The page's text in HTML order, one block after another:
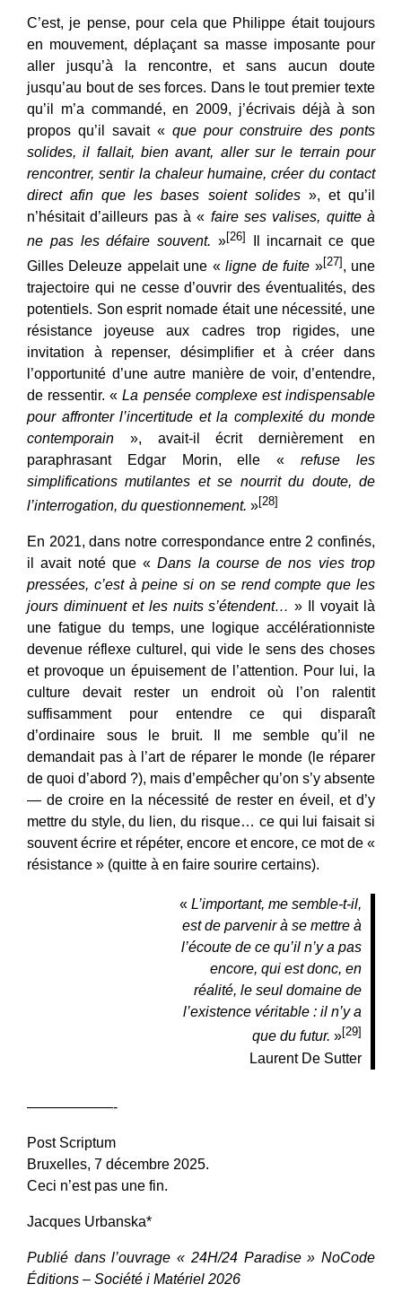
C’est, je pense, pour cela que Philippe était toujours
en mouvement, déplaçant sa masse imposante pour
aller jusqu’à la rencontre, et sans aucun doute
jusqu’au bout de ses forces. Dans le tout premier texte
qu’il m’a commandé, en 2009, j’écrivais déjà à son
propos qu’il savait « que pour construire des ponts
solides, il fallait, bien avant, aller sur le terrain pour
rencontrer, sentir la chaleur humaine, créer du contact
direct afin que les bases soient solides», et qu’il
n’hésitait d’ailleurs pas à « faire ses valises, quitte à
ne pas les défaire souvent. »[26]
Il incarnait ce que
Gilles Deleuze appelait une «ligne de fuite »[27], une
trajectoire qui ne cesse d’ouvrir des éventualités, des
potentiels. Son esprit nomade était une nécessité, une
résistance joyeuse aux cadres trop rigides, une
invitation à repenser, désimplifier et à créer dans
l’opportunité d’une autre manière de voir, d’entendre,
de ressentir. «La pensée complexe est indispensable
pour affronter l’incertitude et la complexité du monde
contemporain », avait-il écrit dernièrement en
paraphrasant Edgar Morin, elle «refuse les
simplifications mutilantes et se nourrit du doute, de
l’interrogation, du questionnement. »[28]
En 2021, dans notre correspondance entre 2 confinés,
il avait noté que «Dans la course de nos vies trop
pressées, c’est à peine si on se rend compte que les
jours diminuent et les nuits s’étendent… » Il voyait là
une fatigue du temps, une logique accélérationniste
devenue réflexe culturel, qui vide le sens des choses
et provoque un épuisement de l’attention. Pour lui, la
culture devait rester un endroit où l’on ralentit
suffisamment pour entendre ce qui disparaît
d’ordinaire sous le bruit. Il me semble qu’il ne
demandait pas à l’art de réparer le monde (le réparer
de quoi d’abord ?), mais d’empêcher qu’on s’y absente
— de croire en la nécessité de rester en éveil, et d’y
mettre du style, du lien, du risque… ce qui lui faisait si
souvent écrire et répéter, encore et encore, ce mot de «
résistance » (quitte à en faire sourire certains).
« L’important, me semble-t-il,
est de parvenir à se mettre à
l’écoute de ce qu’il n’y a pas
encore, qui est donc, en
réalité, le seul domaine de
l’existence véritable : il n’y a
que du futur. »[29]
Laurent De Sutter
——————-
Post Scriptum
Bruxelles, 7 décembre 2025.
Ceci n’est pas une fin.
Jacques Urbanska*
Publié dans l’ouvrage « 24H/24 Paradise » NoCode
Éditions – Société i Matériel 2026